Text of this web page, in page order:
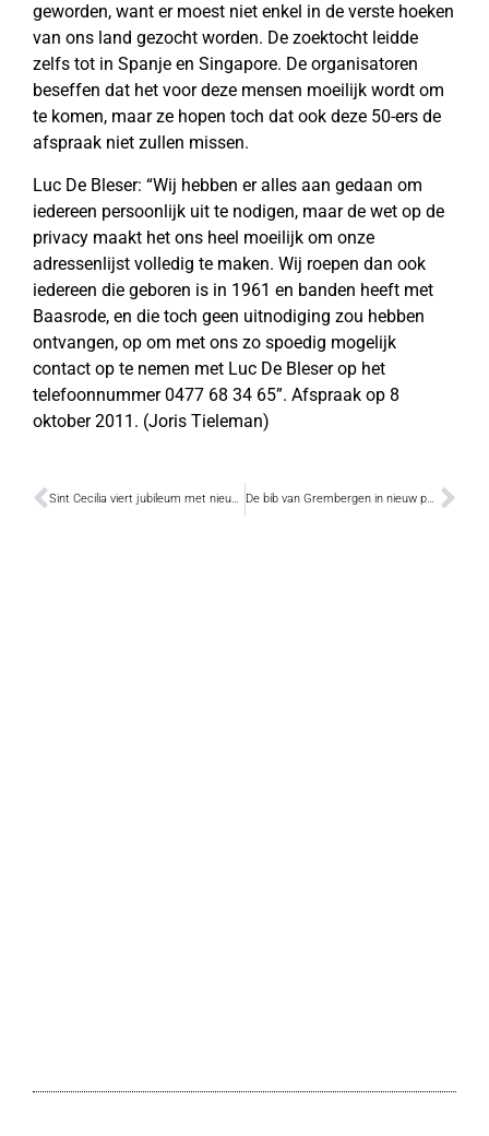
geworden, want er moest niet enkel in de verste hoeken
van ons land gezocht worden. De zoektocht leidde
zelfs tot in Spanje en Singapore. De organisatoren
beseffen dat het voor deze mensen moeilijk wordt om
te komen, maar ze hopen toch dat ook deze 50-ers de
afspraak niet zullen missen.
Luc De Bleser: “Wij hebben er alles aan gedaan om
iedereen persoonlijk uit te nodigen, maar de wet op de
privacy maakt het ons heel moeilijk om onze
adressenlijst volledig te maken. Wij roepen dan ook
iedereen die geboren is in 1961 en banden heeft met
Baasrode, en die toch geen uitnodiging zou hebben
ontvangen, op om met ons zo spoedig mogelijk
contact op te nemen met Luc De Bleser op het
telefoonnummer 0477 68 34 65”. Afspraak op 8
oktober 2011. (Joris Tieleman)
Sint Cecilia viert jubileum met nieuwe uniformen De bib van Grembergen in nieuw pand